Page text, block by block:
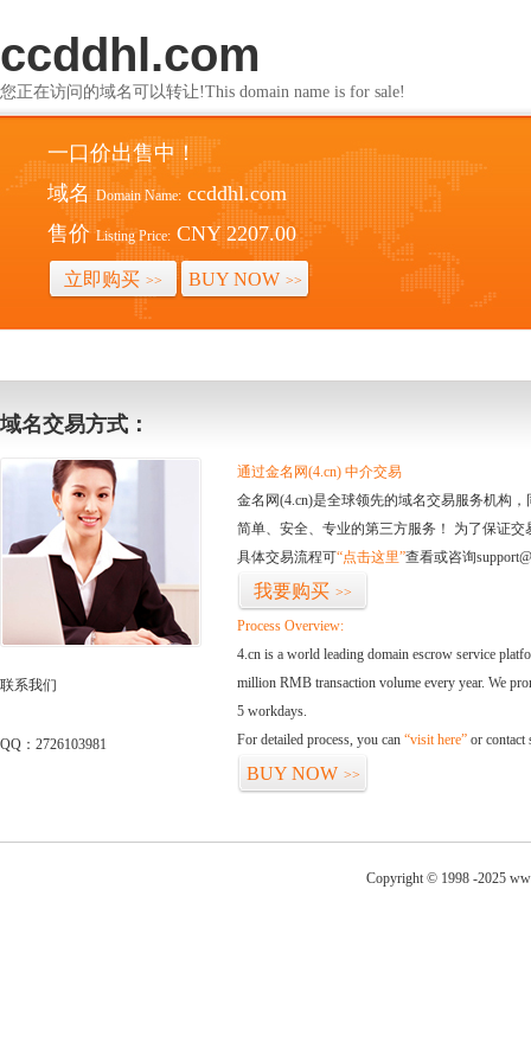
ccddhl.com
您正在访问的域名可以转让!This domain name is for sale!
一口价出售中！
域名 Domain Name: ccddhl.com
售价 Listing Price: CNY 2207.00
立即购买 >> BUY NOW >>
域名交易方式：
联系我们
QQ：2726103981
通过金名网(4.cn) 中介交易
金名网(4.cn)是全球领先的域名交易服务机构
简单、安全、专业的第三方服务！ 为了保证
具体交易流程可“点击这里”查看或咨询
我要购买 >>
Process Overview:
4.cn is a world leading domain escrow service
million RMB transaction volume every year. We
5 workdays.
For detailed process, you can “visit here” or contact
BUY NOW >>
Copyright © 1998 -2025